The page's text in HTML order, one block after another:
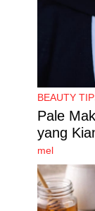
BEAUTY
Pale
yang
mel